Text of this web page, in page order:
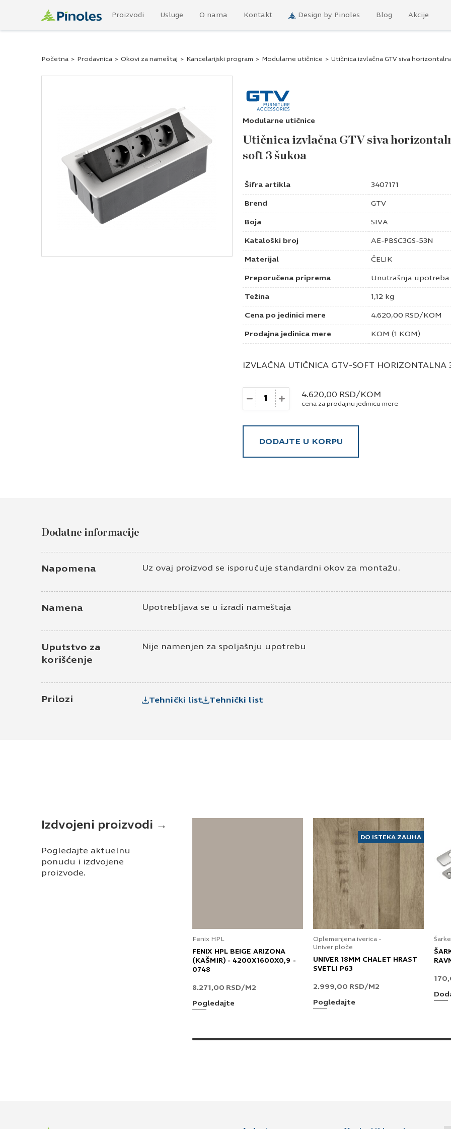
Proizvodi Usluge O nama Kontakt Design by Pinoles Blog Akcije
Početna > Prodavnica > Okovi za nameštaj > Kancelarijski program > Modularne utičnice > Utičnica izvlačna GTV siva
Modularne utičnice
Utičnica izvlačna GTV siva
soft 3 šukoa
Šifra artikla 3407171
Brend GTV
Boja SIVA
Kataloški broj AE-PBSC3GS-53N
Materijal ČELIK
Preporučena priprema Unutrašnja upotreba
Težina 1,12 kg
Cena po jedinici mere 4.620,00 RSD/KOM
Prodajna jedinica mere KOM (1 KOM)
IZVLAČNA UTIČNICA GTV-SOFT HORIZONTALNA
Količina 4.620,00 RSD/KOM
cena za prodajnu jedinicu mere
DODAJTE U KORPU
Dodatne informacije
Napomena Uz ovaj proizvod se isporučuje standardni okov za montažu.
Namena Upotrebljava se u izradi nameštaja
Uputstvo za
korišćenje
Nije namenjen za spoljašnju upotrebu
Prilozi Tehnički list Tehnički list
Izdvojeni proizvodi →
Pogledajte aktuelnu
ponudu i izdvojene
proizvode.
Fenix HPL
FENIX HPL BEIGE ARIZONA
(KAŠMIR) - 4200X1600X0,9 -
0748
8.271,00 RSD/M2
Pogledajte
DO ISTEKA ZALIHA
Oplemenjena iverica -
Univer ploče
UNIVER 18MM CHALET HRAST
SVETLI P63
2.999,00 RSD/M2
Pogledajte